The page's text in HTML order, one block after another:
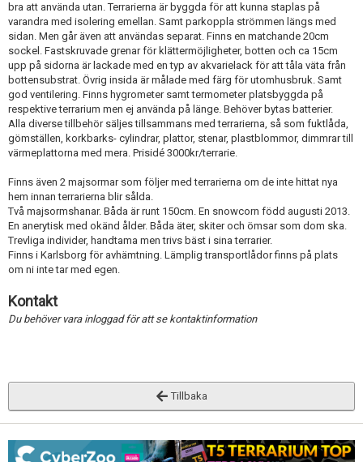
bra att använda utan. Terrarierna är byggda för att kunna staplas på
varandra med isolering emellan. Samt parkoppla strömmen längs med
sidan. Men går även att användas separat. Finns en matchande 20cm
sockel. Fastskruvade grenar för klättermöjligheter, botten och ca 15cm
upp på sidorna är lackade med en typ av akvarielack för att tåla väta från
bottensubstrat. Övrig insida är målade med färg för utomhusbruk. Samt
god ventilering. Finns hygrometer samt termometer platsbyggda på
respektive terrarium men ej använda på länge. Behöver bytas batterier.
Alla diverse tillbehör säljes tillsammans med terrarierna, så som fuktlåda,
gömställen, korkbarks- cylindrar, plattor, stenar, plastblommor, dimmrar till
värmeplattorna med mera. Prisidé 3000kr/terrarie.
Finns även 2 majsormar som följer med terrarierna om de inte hittat nya
hem innan terrarierna blir sålda.
Två majsormshanar. Båda är runt 150cm. En snowcorn född augusti 2013.
En anerytisk med okänd ålder. Båda äter, skiter och ömsar som dom ska.
Trevliga individer, handtama men trivs bäst i sina terrarier.
Finns i Karlsborg för avhämtning. Lämplig transportlådor finns på plats
om ni inte tar med egen.
Kontakt
Du behöver vara inloggad för att se kontaktinformation
Tillbaka